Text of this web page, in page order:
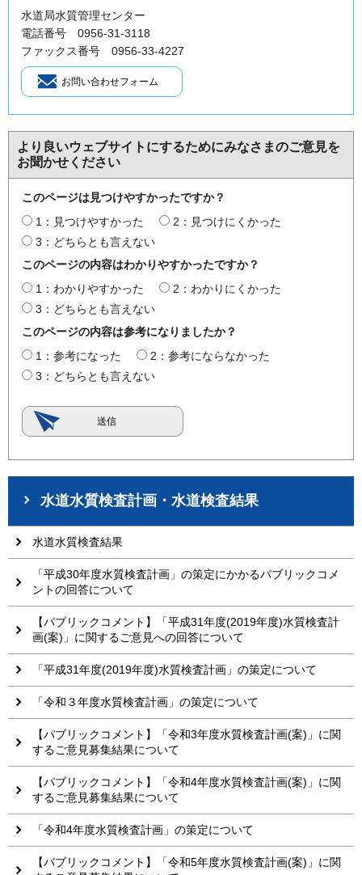
水道局水質管理センター
電話番号 0956-31-3118
ファックス番号 0956-33-4227
より良いウェブサイトにするためにみなさまのご意見を
お聞かせください
このページは見つけやすかったですか？
1：見つけやすかった
2：見つけにくかった
3：どちらとも言えない
このページの内容はわかりやすかったですか？
1：わかりやすかった
2：わかりにくかった
3：どちらとも言えない
このページの内容は参考になりましたか？
1：参考になった
2：参考にならなかった
3：どちらとも言えない
水道水質検査計画・水道検査結果
水道水質検査結果
「平成30年度水質検査計画」の策定にかかるパブリックコメ
ントの回答について
【パブリックコメント】「平成31年度(2019年度)水質検査計
画(案)」に関するご意見への回答について
「平成31年度(2019年度)水質検査計画」の策定について
「令和３年度水質検査計画」の策定について
【パブリックコメント】「令和3年度水質検査計画(案)」に関
するご意見募集結果について
【パブリックコメント】「令和4年度水質検査計画(案)」に関
するご意見募集結果について
「令和4年度水質検査計画」の策定について
【パブリックコメント】「令和5年度水質検査計画(案)」に関